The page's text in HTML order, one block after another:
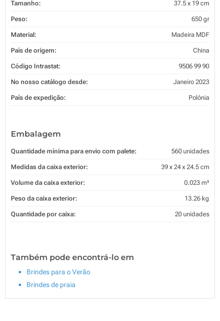
Tamanho: 37.5 x 19 cm
Peso: 650 gr
Material: Madeira MDF
País de origem: China
Código Intrastat: 9506 99 90
No nosso catálogo desde: Janeiro 2023
País de expedição: Polónia
Embalagem
Quantidade mínima para envio com palete: 560 unidades
Medidas da caixa exterior: 39 x 24 x 24.5 cm
Volume da caixa exterior: 0.023 m³
Peso da caixa exterior: 13.26 kg
Quantidade por caixa: 20 unidades
Também pode encontrá-lo em
Brindes para o Verão
Brindes de praia